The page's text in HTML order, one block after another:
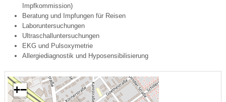
Impfkommission)
Beratung und Impfungen für Reisen
Laboruntersuchungen
Ultraschalluntersuchungen
EKG und Pulsoxymetrie
Allergiediagnostik und Hyposensibilisierung
+−